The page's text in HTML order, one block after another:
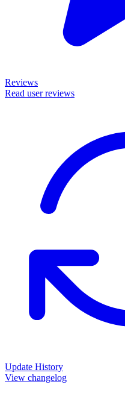
Reviews
Read user reviews
Update History
View changelog